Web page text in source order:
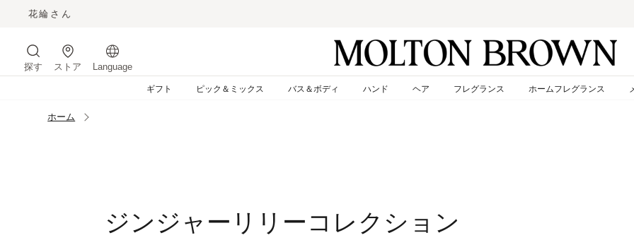
ラ
イ
ド
シ
探す
サイトを検索する
ストア Language
ギフト ピック＆ミックス バス＆ボディ ハンド ヘア フレグランス ホームフレグランス
ホーム
ジンジャーリリーコレクション